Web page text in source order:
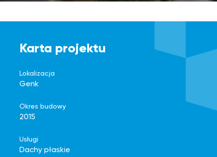
Karta projektu
Lokalizacja
Genk
Okres budowy
2015
Usługi
Dachy płaskie